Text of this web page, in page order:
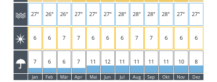
27° 26° 26° 27° 27° 27° 28° 28° 28° 28° 27° 27°
6 6 7 7 6 6 6 7 7 6 6 6
7 6 6 7 11 12 11 11 11 11 10 8
Jan Feb Mär Apr Mai Jun Jul Aug Sep Okt Nov Dez